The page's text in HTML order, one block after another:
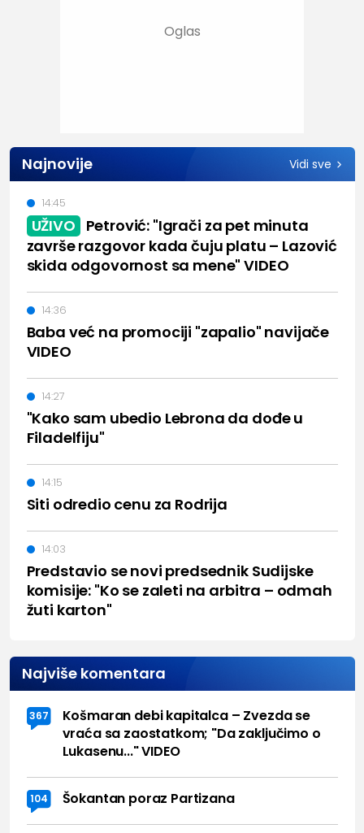
Najnovije Vidi sve
UŽIVO Petrović: "Igrači za pet minuta
završe razgovor kada čuju platu – Lazović
skida odgovornost sa mene" VIDEO
14:45
Baba već na promociji "zapalio" navijače
VIDEO
14:36
"Kako sam ubedio Lebrona da dođe u
Filadelfiju"
14:27
Siti odredio cenu za Rodrija
14:15
Predstavio se novi predsednik Sudijske
komisije: "Ko se zaleti na arbitra – odmah
žuti karton"
14:03
Najviše komentara
367
Košmaran debi kapitalca – Zvezda se
vraća sa zaostatkom; "Da zaključimo o
Lukasenu..." VIDEO
104 Šokantan poraz Partizana